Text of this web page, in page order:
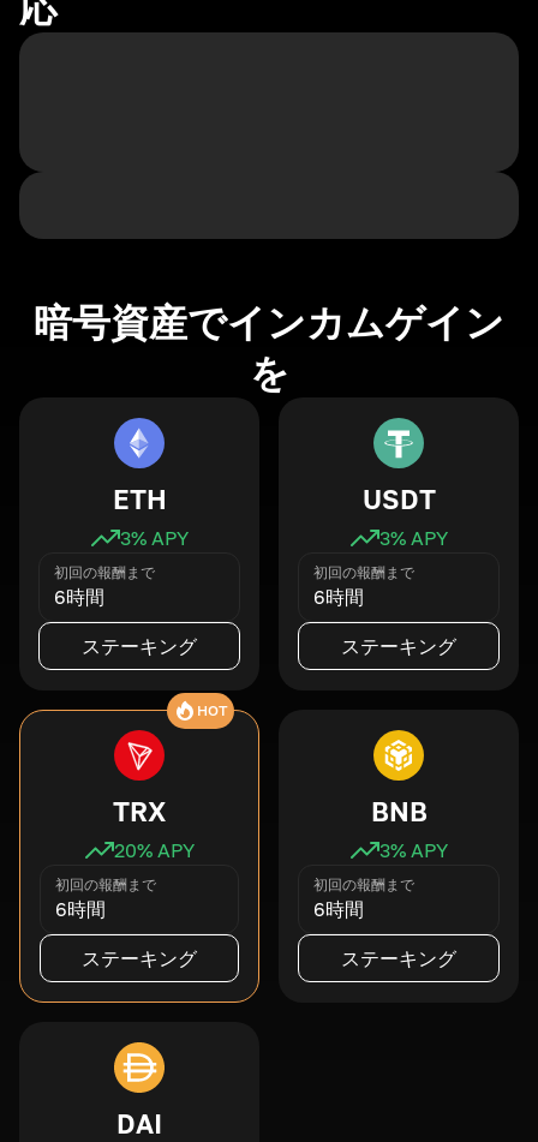
暗号資産でインカムゲイン
を
ETH
3% APY
初回の報酬まで
6時間
ステーキング
USDT
3% APY
初回の報酬まで
6時間
ステーキング
HOT
TRX
20% APY
初回の報酬まで
6時間
ステーキング
BNB
3% APY
初回の報酬まで
6時間
ステーキング
DAI